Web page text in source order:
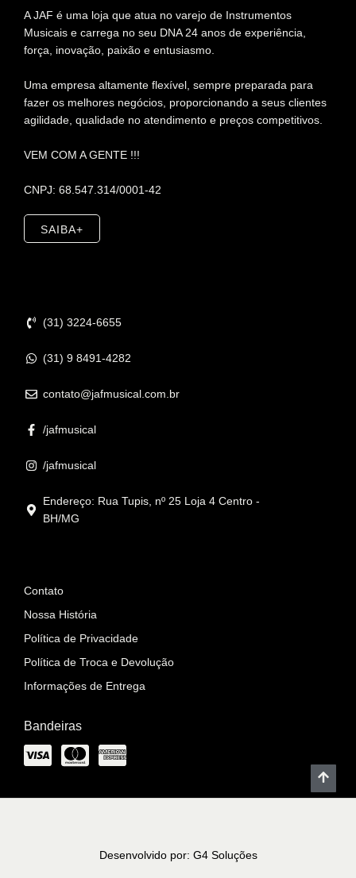
A JAF é uma loja que atua no varejo de Instrumentos
Musicais e carrega no seu DNA 24 anos de experiência,
força, inovação, paixão e entusiasmo.
Uma empresa altamente flexível, sempre preparada para
fazer os melhores negócios, proporcionando a seus clientes
agilidade, qualidade no atendimento e preços competitivos.
VEM COM A GENTE !!!
CNPJ: 68.547.314/0001-42
SAIBA+
(31) 3224-6655
(31) 9 8491-4282
contato@jafmusical.com.br
/jafmusical
/jafmusical
Endereço: Rua Tupis, nº 25 Loja 4 Centro -
BH/MG
Contato
Nossa História
Política de Privacidade
Política de Troca e Devolução
Informações de Entrega
Bandeiras
Desenvolvido por: G4 Soluções